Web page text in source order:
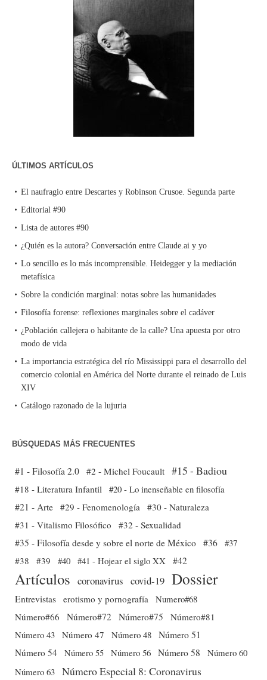
ÚLTIMOS ARTÍCULOS
El naufragio entre Descartes y Robinson Crusoe. Segunda parte
Editorial #90
Lista de autores #90
¿Quién es la autora? Conversación entre Claude.ai y yo
Lo sencillo es lo más incomprensible. Heidegger y la mediación
metafísica
Sobre la condición marginal: notas sobre las humanidades
Filosofía forense: reflexiones marginales sobre el cadáver
¿Población callejera o habitante de la calle? Una apuesta por otro
modo de vida
La importancia estratégica del río Mississippi para el desarrollo del
comercio colonial en América del Norte durante el reinado de Luis
XIV
Catálogo razonado de la lujuria
BÚSQUEDAS MÁS FRECUENTES
#1 - Filosofía 2.0 #2 - Michel Foucault #15 - Badiou
#18 - Literatura Infantil #20 - Lo inenseñable en filosofía
#21 - Arte #29 - Fenomenología
#30 - Naturaleza
#31 - Vitalismo Filosófico
#32 - Sexualidad
#35 - Filosofía desde y sobre el norte de México #36 #37
#38
#39 #40 #41 - Hojear el siglo XX #42
Artículos coronavirus covid-19 Dossier
Entrevistas erotismo y pornografía
Numero#68
Número#66
Número#72 Número#75
Número#81
Número 43 Número 47 Número 48 Número 51
Número 54 Número 55 Número 56 Número 58
Número 60
Número 63 Número Especial 8: Coronavirus